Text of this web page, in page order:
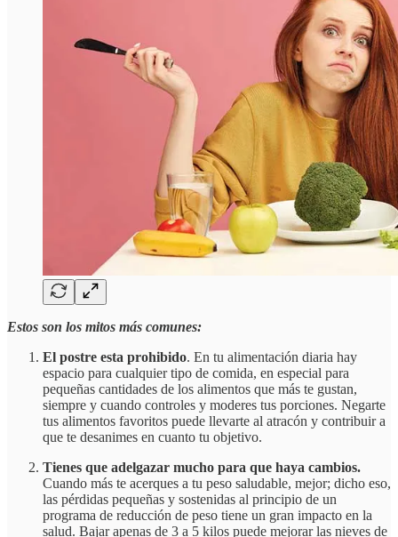
Estos son los mitos más comunes:
El postre esta prohibido. En tu alimentación diaria hay
espacio para cualquier tipo de comida, en especial para
pequeñas cantidades de los alimentos que más te gustan,
siempre y cuando controles y moderes tus porciones. Negarte
tus alimentos favoritos puede llevarte al atracón y contribuir a
que te desanimes en cuanto tu objetivo.
Tienes que adelgazar mucho para que haya cambios.
Cuando más te acerques a tu peso saludable, mejor; dicho eso,
las pérdidas pequeñas y sostenidas al principio de un
programa de reducción de peso tiene un gran impacto en la
salud. Bajar apenas de 3 a 5 kilos puede mejorar las nieves de